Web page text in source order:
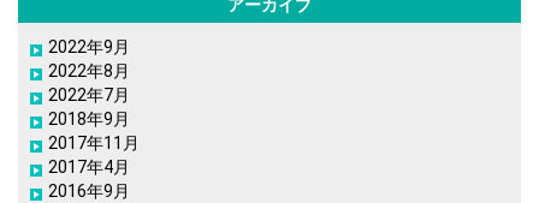
アーカイブ
2022年9月
2022年8月
2022年7月
2018年9月
2017年11月
2017年4月
2016年9月